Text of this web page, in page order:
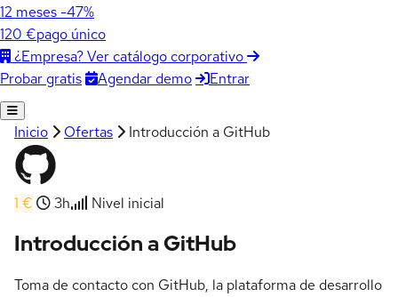
12 meses -47%
120 €pago único
¿Empresa? Ver catálogo corporativo
Probar gratis
Agendar demo Entrar
Inicio Ofertas Introducción a GitHub
1 € 3h Nivel inicial
Introducción a GitHub
Toma de contacto con GitHub, la plataforma de desarrollo